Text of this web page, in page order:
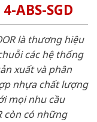
ABS-SGD
là thương hiệu
các hệ thống
xuất và phân
nhựa chất lượng
mọi nhu cầu
còn có những